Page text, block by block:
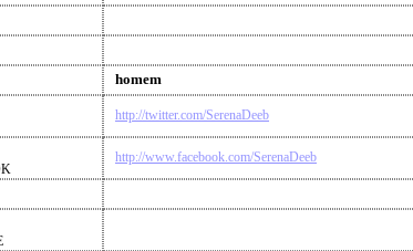
homem
http://twitter.com/SerenaDeeb
http://www.facebook.com/SerenaDeeb